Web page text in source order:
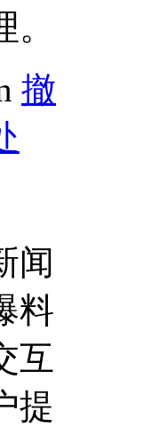
撤
闻
料
互
提